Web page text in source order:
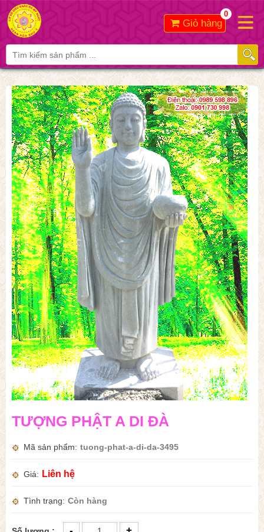
Giỏ hàng
0
TƯỢNG PHẬT A DI ĐÀ
Mã sản phẩm tuong-phat-a-di-da-3495
Giá Liên hệ
Tình trạng Còn hàng